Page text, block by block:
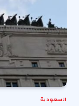
السعودية